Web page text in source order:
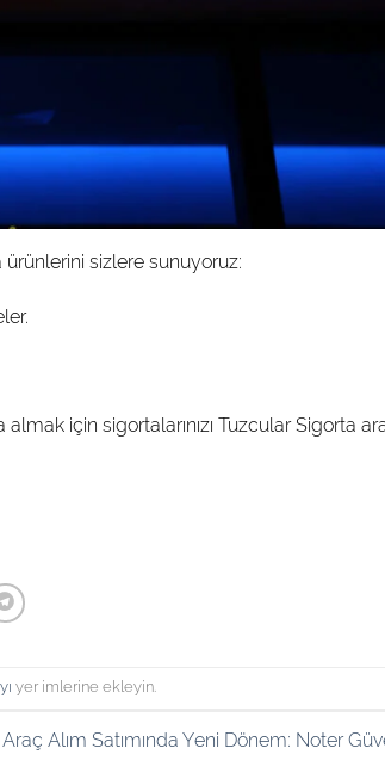
sizlere sunuyoruz:
için sigortalarınızı Tuzcular Sigorta
yer imlerine ekleyin.
Araç Alım Satımında Yeni Dönem: Noter